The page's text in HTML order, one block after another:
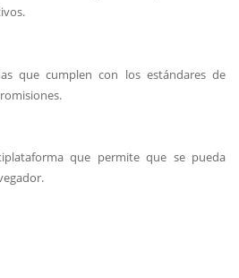
que cumplen con los estándares de
que permite que se pueda